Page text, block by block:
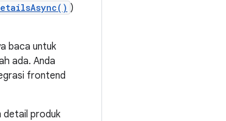
)
baca untuk
ada. Anda
frontend
detail produk